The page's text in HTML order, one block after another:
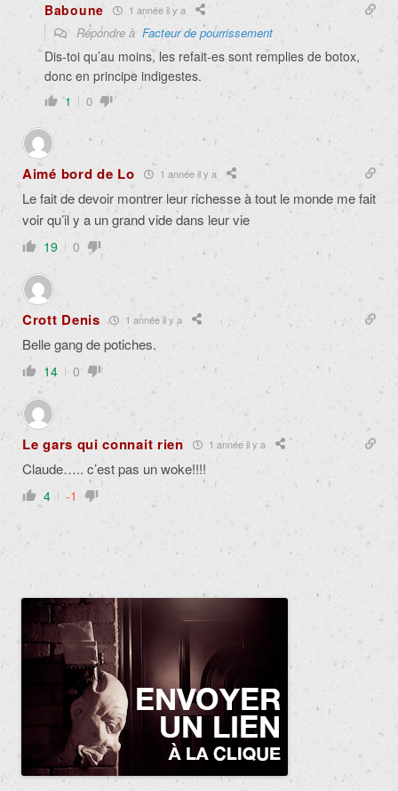
Baboune 1 année il y a
Répondre à Facteur de pourrissement
Dis-toi qu’au moins, les refait-es sont remplies de botox,
donc en principe indigestes.
1 0
Aimé bord de Lo 1 année il y a
Le fait de devoir montrer leur richesse à tout le monde me fait
voir qu’il y a un grand vide dans leur vie
19 0
Crott Denis 1 année il y a
Belle gang de potiches.
14 0
Le gars qui connait rien 1 année il y a
Claude….. c’est pas un woke!!!!
4 -1